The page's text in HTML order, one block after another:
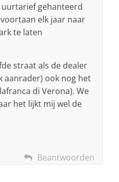
gehanteerd
voortaan elk jaar naar
te laten
straat als de dealer
aanrader) ook nog het
di Verona). We
het lijkt mij wel de
Beantwoorden